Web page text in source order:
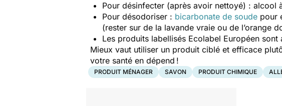
Pour désinfecter (après avoir nettoyé) : alcool
Pour désodoriser : bicarbonate de soude pour
(rester sur de la lavande vraie ou de l’orange
Les produits labellisés Ecolabel Européen
Mieux vaut utiliser un produit ciblé et efficace
votre santé en dépend !
PRODUIT MÉNAGER SAVON PRODUIT CHIMIQUE